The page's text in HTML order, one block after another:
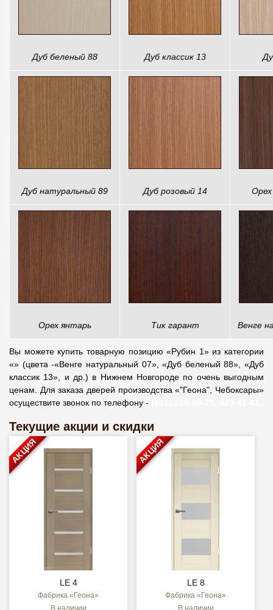
Дуб беленый 88 Дуб классик 13
Дуб натуральный 89 Дуб розовый 14 Орех
Орех янтарь Тик гарант Венге
Вы можете купить товарную позицию «Рубин 1» из категории
«» (цвета -«Венге натуральный 07», «Дуб беленый 88», «Дуб
классик 13», и др.) в Нижнем Новгороде по очень выгодным
ценам. Для заказа дверей производства «"Геона", Чебоксары»
осуществите звонок по телефону -
Текущие акции и скидки
LE 4
Фабрика «Геона»
В наличии
АКЦИЯ
LE 8
Фабрика «Геона»
В наличии
АКЦИЯ